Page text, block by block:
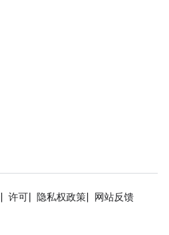
许可 隐私权政策
网站反馈